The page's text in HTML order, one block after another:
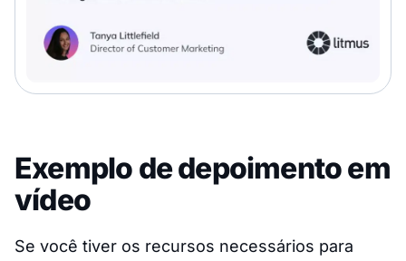
Exemplo de depoimento em
vídeo
Se você tiver os recursos necessários para